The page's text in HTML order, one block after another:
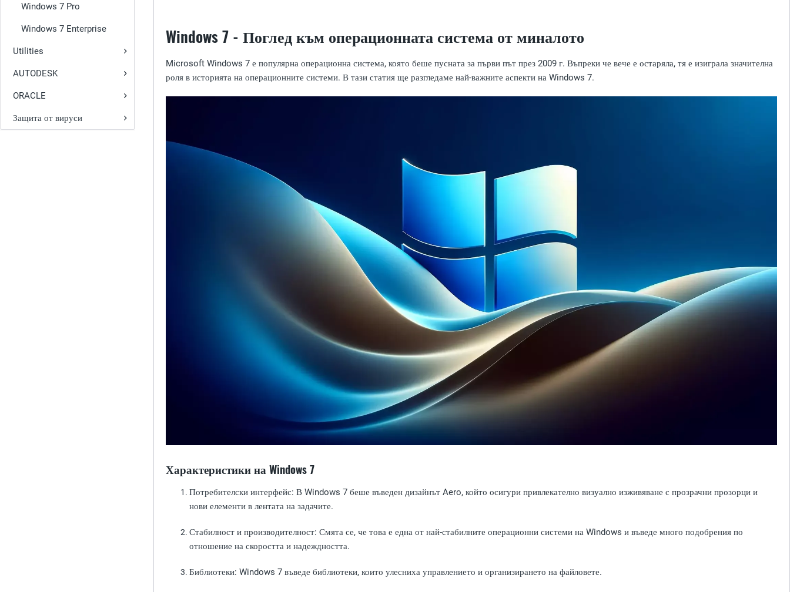
Windows 7 Pro
Windows 7 Enterprise
Utilities
AUTODESK
ORACLE
Защита от вируси
Windows 7 - Поглед към операционната система от миналото
Microsoft Windows 7 е популярна операционна система, която беше пусната за първи път през 2009 г. Въпреки че вече е остаряла, тя е изиграла значителна
роля в историята на операционните системи. В тази статия ще разгледаме най-важните аспекти на Windows 7.
Характеристики на Windows 7
Потребителски интерфейс: В Windows 7 беше въведен дизайнът Aero, който осигури привлекателно визуално изживяване с прозрачни прозорци и
нови елементи в лентата на задачите.
Стабилност и производителност: Смята се, че това е една от най-стабилните операционни системи на Windows и въведе много подобрения по
отношение на скоростта и надеждността.
Библиотеки: Windows 7 въведе библиотеки, които улесниха управлението и организирането на файловете.